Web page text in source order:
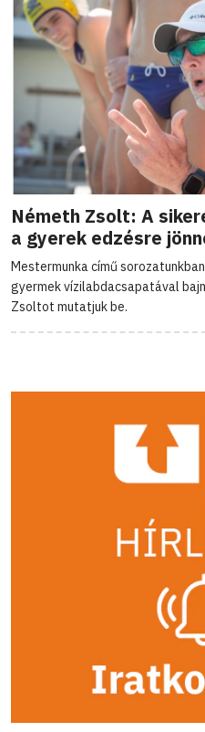
Németh Zsolt: A
a gyerek edzésre
Mestermunka című
gyermek vízilabdacsapatával
Zsoltot mutatjuk be.